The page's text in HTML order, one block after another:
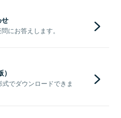
にお答えします。
でダウンロードできま